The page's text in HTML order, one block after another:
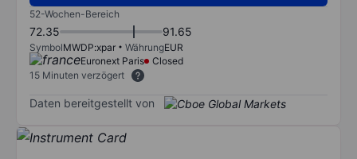
52-Wochen-Bereich
72.35 91.65
SymbolMWDP:xpar WährungEUR
Euronext Paris
Closed
15 Minuten verzögert
Daten bereitgestellt von